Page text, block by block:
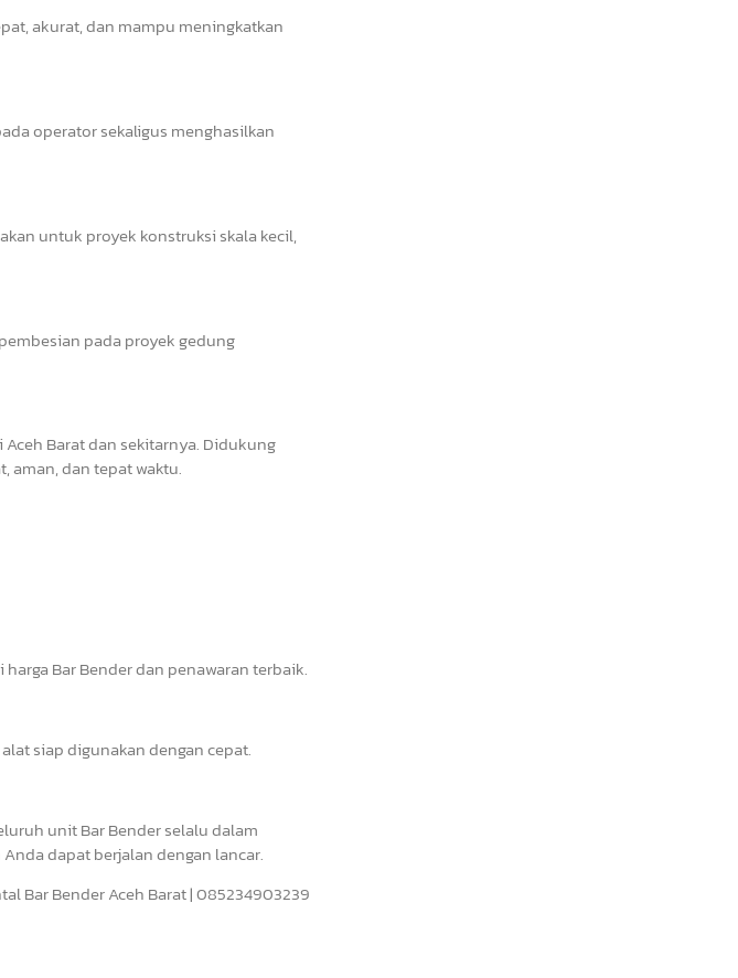
akurat, dan mampu meningkatkan
operator sekaligus menghasilkan
untuk proyek konstruksi skala kecil,
pada proyek gedung
Barat dan sekitarnya. Didukung
aman, dan tepat waktu.
Bar Bender dan penawaran terbaik.
siap digunakan dengan cepat.
unit Bar Bender selalu dalam
dapat berjalan dengan lancar.
Bar Bender Aceh Barat | 085234903239